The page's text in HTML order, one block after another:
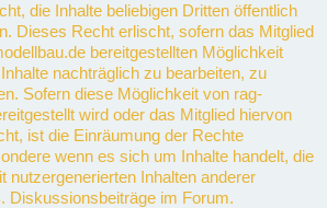
die Inhalte beliebigen Dritten öffentlich
Dieses Recht erlischt, sofern das Mitglied
bereitgestellten Möglichkeit
nachträglich zu bearbeiten, zu
Sofern diese Möglichkeit von rag-
wird oder das Mitglied hiervon
ist die Einräumung der Rechte
wenn es sich um Inhalte handelt, die
nutzergenerierten Inhalten anderer
Diskussionsbeiträge im Forum.